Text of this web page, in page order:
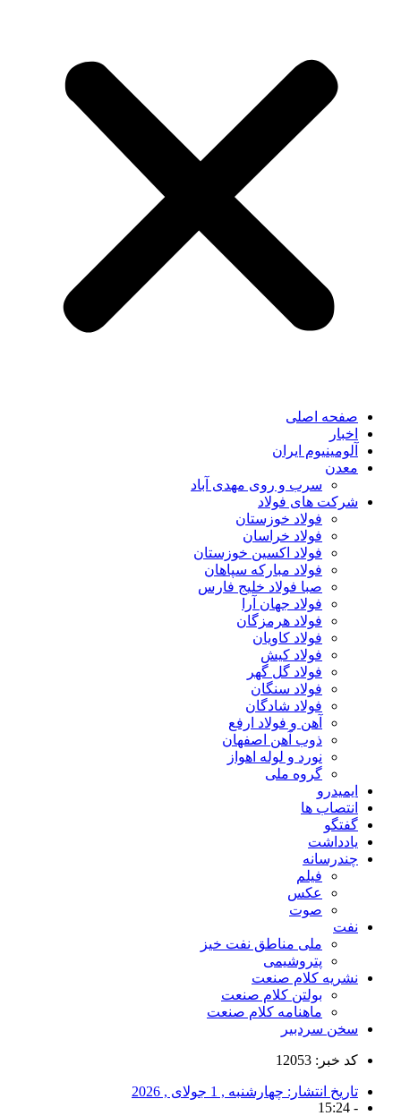
صفحه اصلی
اخبار
آلومینیوم ایران
معدن
سرب و روی مهدی آباد
شرکت های فولاد
فولاد خوزستان
فولاد خراسان
فولاد اکسین خوزستان
فولاد مبارکه سپاهان
صبا فولاد خلیج فارس
فولاد جهان آرا
فولاد هرمزگان
فولاد کاویان
فولاد کیش
فولاد گل گهر
فولاد سنگان
فولاد شادگان
آهن و فولاد ارفع
ذوب آهن اصفهان
نورد و لوله اهواز
گروه ملی
ایمیدرو
انتصاب ها
گفتگو
یادداشت
چندرسانه
فیلم
عکس
صوت
نفت
ملی مناطق نفت خیز
پتروشیمی
نشریه کلام صنعت
بولتن کلام صنعت
ماهنامه کلام صنعت
سخن سردبیر
کد خبر: 12053
تاریخ انتشار: چهارشنبه , 1 جولای , 2026
-
15:24